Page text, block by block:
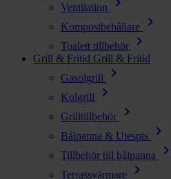
Ventilation
Kompostbehållare chevron_right
Toalett tillbehör chevron_right
Grill & Fritid Grill & Fritid
Gasolgrill
chevron_right
Kolgrill chevron_right
Grilltillbehör chevron_right
Bålpanna & Utespis chevron_right
Tillbehör till bålpanna chevron_right
Terrassvärmare chevron_right